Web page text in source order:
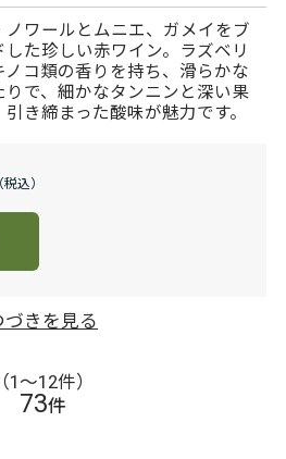
ノワールとムニエ、ガメイをブ
した珍しい赤ワイン。ラズベリ
ノコ類の香りを持ち、滑らかな
りで、細かなタンニンと深い果
き締まった酸味が魅力です。
づきを見る
（1〜12件）
73件